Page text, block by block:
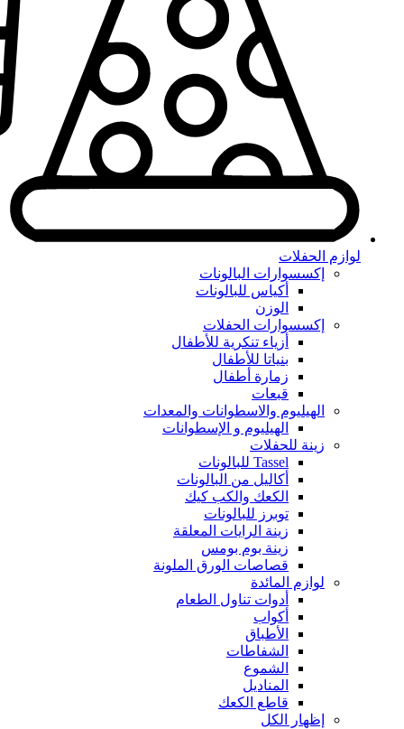
لوازم الحفلات
إكسسوارات البالونات
أكياس للبالونات
الوزن
إكسسوارات الحفلات
أزياء تنكرية للأطفال
بنياتا للأطفال
زمارة أطفال
قبعات
الهيليوم والاسطوانات والمعدات
الهيليوم و الإسطوانات
زينة للحفلات
Tassel للبالونات
أكاليل من البالونات
الكعك والكب كيك
توبرز للبالونات
زينة الرايات المعلقة
زينة بوم بومس
قصاصات الورق الملونة
لوازم المائدة
أدوات تناول الطعام
أكواب
الأطباق
الشفاطات
الشموع
المناديل
قاطع الكعك
إظهار الكل